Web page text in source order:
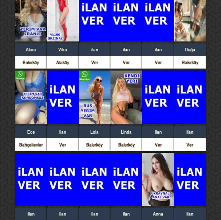
Alara
Bakırköy
Vika
Ataköy
ilan
Ver
ilan
Ver
ilan
Ver
Doğa
Bakırköy
Ece
Bahçelievler
ilan
Ver
Lola
Bakırköy
Linda
Bakırköy
ilan
Ver
ilan
Ver
ilan ilan ilan ilan Anna ilan